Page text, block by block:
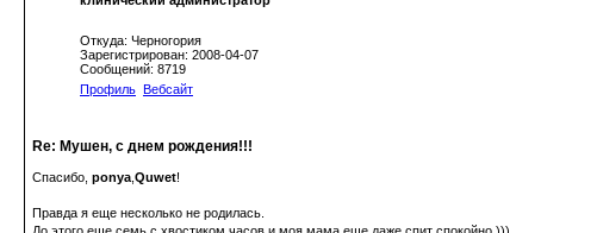
Откуда: Черногория
Зарегистрирован: 2008-04-07
Сообщений: 8719
Профиль Вебсайт
Re: Мушен, с днем рождения!!!
Спасибо, ponya Quwet!
Правда я еще несколько не родилась.